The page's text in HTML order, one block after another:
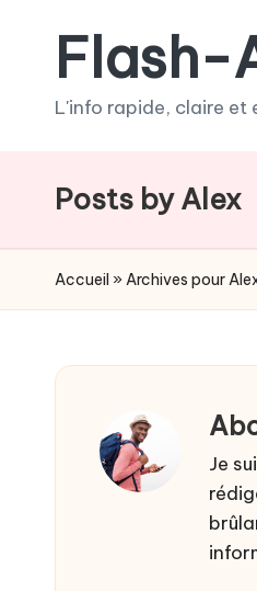
content
Flash-
L'info rapide, claire et
Posts by Alex
Accueil » Archives pour
Je